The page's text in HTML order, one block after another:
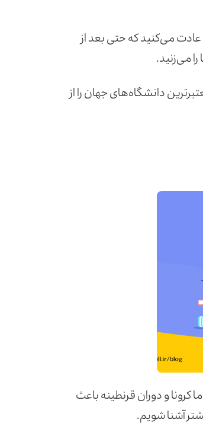
عادت می‌کنید که حتی بعد از
می‌زنید.
دانشگاه‌های جهان را از
کرونا و دوران قرنطینه باعث
آشنا شویم.